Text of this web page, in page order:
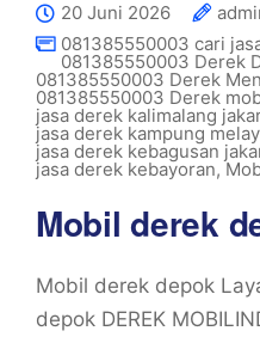
20 Juni 2026
081385550003 cari
081385550003 Derek
081385550003 Derek
081385550003 Derek
jasa derek kalimalang
jasa derek kampung
jasa derek kebagusan
jasa derek kebayoran,
Mobil derek
Mobil derek depok
depok DEREK